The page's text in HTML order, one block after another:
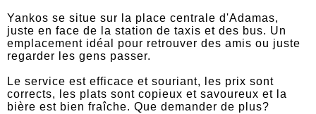
Yankos se situe sur la place centrale d'Adamas,
juste en face de la station de taxis et des bus. Un
emplacement idéal pour retrouver des amis ou juste
regarder les gens passer.
Le service est efficace et souriant, les prix sont
corrects, les plats sont copieux et savoureux et la
bière est bien fraîche. Que demander de plus?